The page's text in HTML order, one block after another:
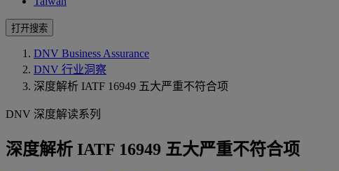
打开搜索
DNV Business Assurance
DNV 行业洞察
深度解析 IATF 16949 五大严重不符合项
DNV 深度解读系列
深度解析 IATF 16949 五大严重不符合项